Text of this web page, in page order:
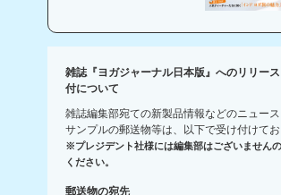
雑誌『ヨガジャーナル日本版』へのリリー
付について
雑誌編集部宛ての新製品情報などのニュース
サンプルの郵送物等は、以下で受け付けてお
※プレジデント社様には編集部はございません
ください。
郵送物の宛先